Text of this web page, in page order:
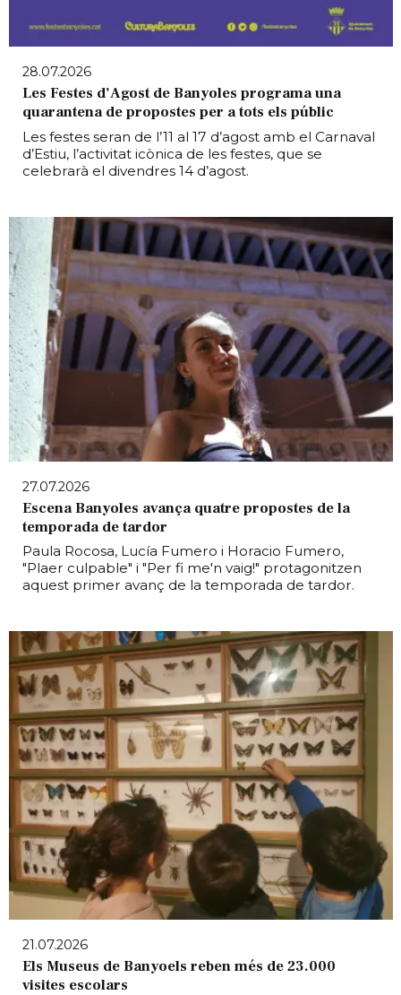
28.07.2026
Les Festes d’Agost de Banyoles programa una
quarantena de propostes per a tots els públic
Les festes seran de l’11 al 17 d’agost amb el Carnaval
d’Estiu, l’activitat icònica de les festes, que se
celebrarà el divendres 14 d’agost.
27.07.2026
Escena Banyoles avança quatre propostes de la
temporada de tardor
Paula Rocosa, Lucía Fumero i Horacio Fumero,
"Plaer culpable" i "Per fi me'n vaig!" protagonitzen
aquest primer avanç de la temporada de tardor.
21.07.2026
Els Museus de Banyoels reben més de 23.000
visites escolars